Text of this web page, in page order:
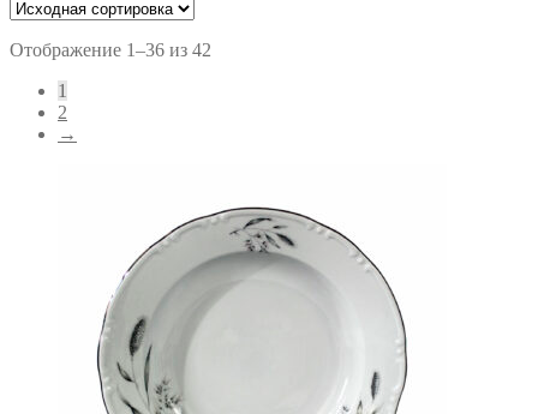
Отображение 1–36 из 42
1
2
→